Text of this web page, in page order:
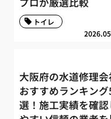
トイレ
大阪府の水道修理
おすすめランキング
選！施工実績を確認